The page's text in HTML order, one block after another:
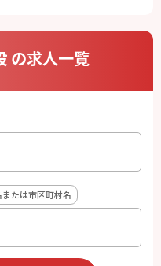
の求人一覧
たは市区町村名